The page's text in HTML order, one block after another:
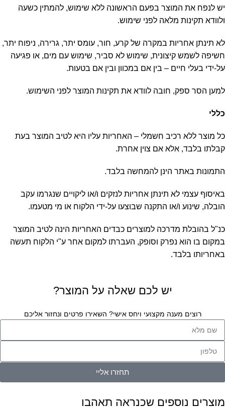
יש לנפח את המוצר בפעם הראשונה ללא שימוש, להמתין כשעה
ולוודא תקינות מלאה לפני שימוש.
לא תינתן אחריות במקרה של קרע, חור, עומס יתר, גרירה, ניפוח יתר,
חשיפה לשמש קיצונית, שימוש לא סביר, שימוש עם מים, או פגיעה
על-ידי בעלי חיים – בין אם במכוון ובין אם בטעות.
למען הסר ספק, חובה לוודא את תקינות המוצר לפני השימוש.
כללי
כל מוצר ללא רכיב חשמלי – האחריות עליו היא לטיב המוצר בעת
קבלתו בלבד, אלא אם צוין אחרת.
התמונות באתר הינן להמחשה בלבד.
באיסוף עצמי לא תינתן אחריות לנזקים ו/או ליקויים שנגרמו עקב
הובלה, שינוע ו/או התקנה שבוצעו על-ידי הלקוח או מי מטעמו.
כנ"ל בהובלת מדרכה למוצרים כבדים האחריות הינה לטיב המוצר
במקום בו הוא נפרק וסופק, העברתו למקום אחר ע"י הלקוח תעשה
באחריותו בלבד.
יש לכם שאלה על המוצר?
רוצים מענה מקצועי ויחס אישי? השאירו פרטים ונחזור אליכם
תחזרו אליי
מוצרים נוספים שכנראה תאהבו